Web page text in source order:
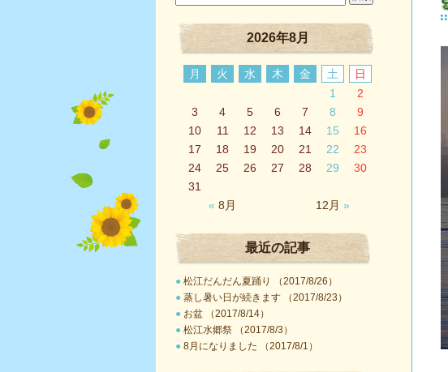
2026年8月
月 火 水 木 金 土 日
« 8月 12月 »
1
2
3
4 5 6 7 8
9
10
11 12 13 14 15
16
17
18 19 20 21 22
23
24
25 26 27 28 29
30
31
最近の記事
● 松江だんだん夏踊り （2017/8/26）
● 蒸し暑い日が続きます （2017/8/23）
● お盆 （2017/8/14）
● 松江水郷祭 （2017/8/3）
● 8月になりました （2017/8/1）